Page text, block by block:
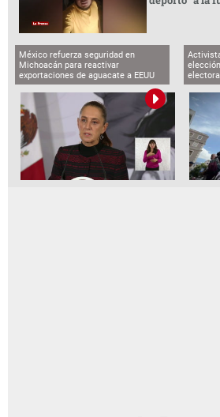
México refuerza seguridad en
Michoacán para reactivar
exportaciones de aguacate a EEUU